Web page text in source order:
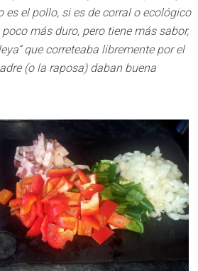
es el pollo, si es de corral o ecológico
más duro, pero tiene más sabor,
que correteaba libremente por el
(o la raposa) daban buena